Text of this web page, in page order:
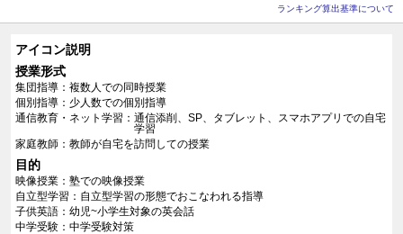
ランキング算出基準について
アイコン説明
授業形式
集団指導
複数人での同時授業
個別指導
少人数での個別指導
通信教育・ネット学習
通信添削、SP、タブレット、スマホアプリでの自宅
学習
家庭教師
教師が自宅を訪問しての授業
目的
映像授業
塾での映像授業
自立型学習
自立型学習の形態でおこなわれる指導
子供英語
幼児~小学生対象の英会話
中学受験
中学受験対策